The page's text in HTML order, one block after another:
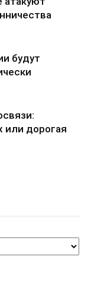
будут
или дорогая